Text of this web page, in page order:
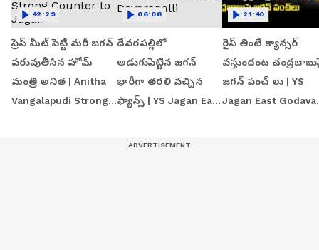
ప్రెస్ మీట్ పెట్టి మరీ జగన్
పరువుతీసిన హోమ్
మంత్రి అనిత | Anitha
Vangalapudi Strong
42:29
దేవరపల్లిలో
అడుగుపెట్టిన జగన్
భారీగా తరలి వచ్చిన
ఫ్యాన్స్ | YS Jagan East
06:08
రైస్ తింటే క్యాన్సర్
వస్తుందంట
జగన్ పంచ్ లు | YS
Jagan East
21:40